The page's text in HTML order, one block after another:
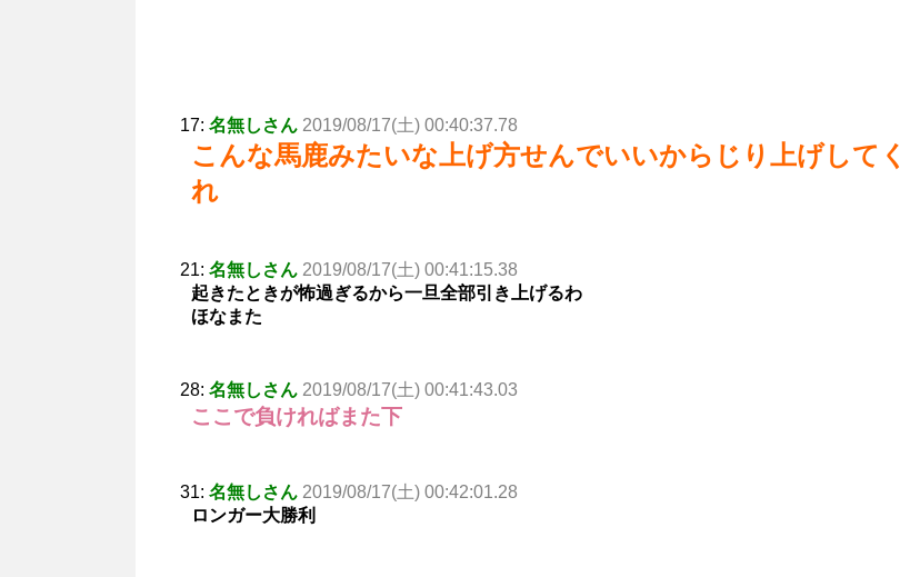
17: 名無しさん 2019/08/17(土) 00:40:37.78
こんな馬鹿みたいな上げ方せんでいいからじり上げしてく
れ
21: 名無しさん 2019/08/17(土) 00:41:15.38
起きたときが怖過ぎるから一旦全部引き上げるわ
ほなまた
28: 名無しさん 2019/08/17(土) 00:41:43.03
ここで負ければまた下
31: 名無しさん 2019/08/17(土) 00:42:01.28
ロンガー大勝利